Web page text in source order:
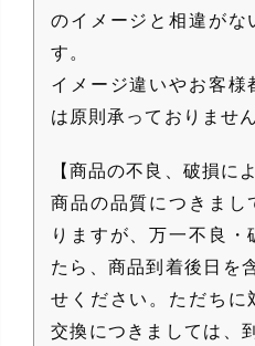
のイメージと相違がな
す。
イメージ違いやお客様
は原則承っておりません
【商品の不良、破損に
商品の品質につきまし
りますが、万一不良・
たら、商品到着後日を
せください。ただちに
交換につきましては、